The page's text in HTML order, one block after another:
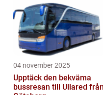
04 november 2025
Upptäck den bekväma
bussresan till Ullared från